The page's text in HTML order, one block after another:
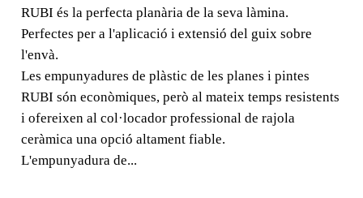
RUBI és la perfecta planària de la seva làmina.
Perfectes per a l'aplicació i extensió del guix sobre
l'envà.
Les empunyadures de plàstic de les planes i pintes
RUBI són econòmiques, però al mateix temps resistents
i ofereixen al col·locador professional de rajola
ceràmica una opció altament fiable.
L'empunyadura de...